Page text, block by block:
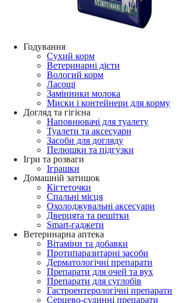
Годування
Сухий корм
Ветеринарні дієти
Вологий корм
Ласощі
Замінники молока
Миски і контейнери для корму
Догляд та гігієна
Наповнювачі для туалету
Туалети та аксесуари
Засоби для догляду
Пелюшки та підгузки
Ігри та розваги
Іграшки
Домашній затишок
Кігтеточки
Спальні місця
Охолоджувальні аксесуари
Дверцята та решітки
Smart-гаджети
Ветеринарна аптека
Вітаміни та добавки
Протипаразитарні засоби
Дерматологічні препарати
Препарати для очей та вух
Препарати для суглобів
Гастроентерологічні препарати
Серцево-судинні препарати